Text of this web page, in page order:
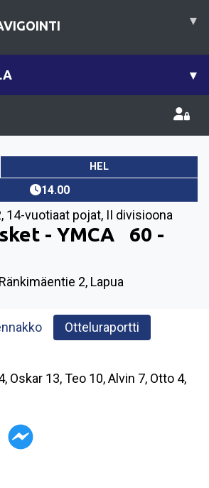
▾
▾
HEL
14.00
, 14-vuotiaat pojat, II divisioona
- YMCA
60 -
2, Lapua
Otteluraportti
Oskar 13, Teo 10, Alvin 7, Otto 4,